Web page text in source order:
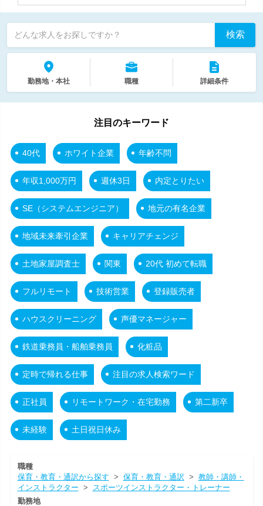
どんな求人をお探しですか？ 検索
勤務地・本社 職種 詳細条件
注目のキーワード
40代 ホワイト企業 年齢不問
年収1,000万円 週休3日 内定とりたい
SE（システムエンジニア） 地元の有名企業
地域未来牽引企業 キャリアチェンジ
土地家屋調査士 関東 20代 初めて転職
フルリモート 技術営業 登録販売者
ハウスクリーニング 声優マネージャー
鉄道乗務員・船舶乗務員 化粧品
定時で帰れる仕事 注目の求人検索ワード
正社員 リモートワーク・在宅勤務 第二新卒
未経験 土日祝日休み
職種
保育・教育・通訳から探す > 保育・教育・通訳 > 教師・講師・
インストラクター >
スポーツインストラクター・トレーナー
勤務地